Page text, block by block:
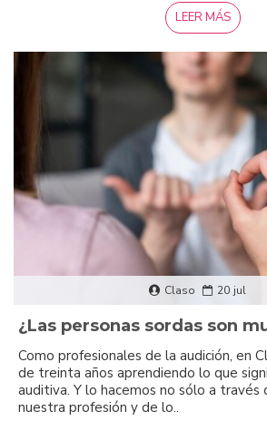
LEER MÁS
Claso 20 jul
¿Las personas sordas son
Como profesionales de la audición, en
de treinta años aprendiendo lo que
auditiva. Y lo hacemos no sólo a
nuestra profesión y de lo..